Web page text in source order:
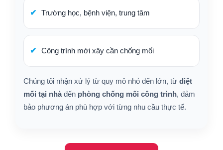
Trường học, bệnh viện, trung tâm
Công trình mới xây cần chống mối
Chúng tôi nhận xử lý từ quy mô nhỏ đến lớn, từ diệt
mối tại nhà đến phòng chống mối công trình, đảm
bảo phương án phù hợp với từng nhu cầu thực tế.